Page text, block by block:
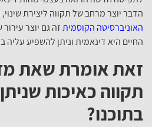
הדבר יוצר מרחב של תקווה ליצירת
האוניברסיטה הקוסמיתזה גם יוצר
החיים היא דינאמית וניתן להשפיע עליה
זאת אומרת שאת
תקווה כאיכות
בתוכנו?